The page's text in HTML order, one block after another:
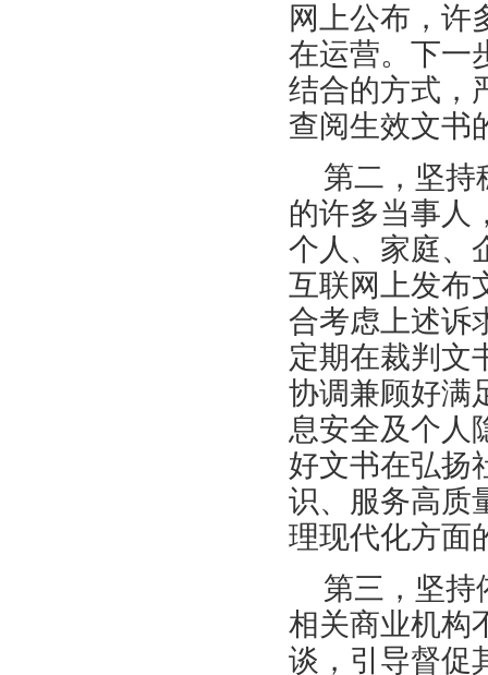
网上公布，许
在运营。下一
结合的方式，
查阅生效文书
第二，坚持
的许多当事人
个人、家庭、
互联网上发布
合考虑上述诉
定期在裁判文
协调兼顾好满
息安全及个人
好文书在弘扬
识、服务高质
理现代化方面
第三，坚持
相关商业机构
谈，引导督促